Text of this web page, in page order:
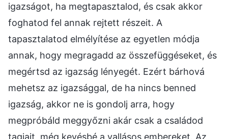
igazságot, ha megtapasztalod, és csak akkor
foghatod fel annak rejtett részeit. A
tapasztalatod elmélyítése az egyetlen módja
annak, hogy megragadd az összefüggéseket, és
megértsd az igazság lényegét. Ezért bárhová
mehetsz az igazsággal, de ha nincs benned
igazság, akkor ne is gondolj arra, hogy
megpróbáld meggyőzni akár csak a családod
tagjait, még kevésbé a vallásos embereket. Az